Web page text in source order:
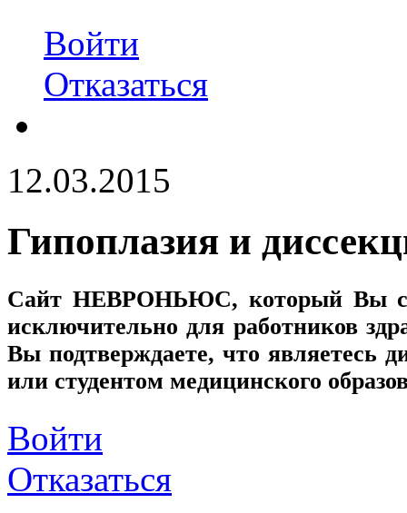
Войти
Отказаться
12.03.2015
Гипоплазия и
Сайт НЕВРОНЬЮС, который Вы
исключительно для работников
Вы подтверждаете, что являетесь
или студентом медицинского
Войти
Отказаться